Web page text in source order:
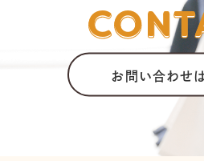
お問い合わせ